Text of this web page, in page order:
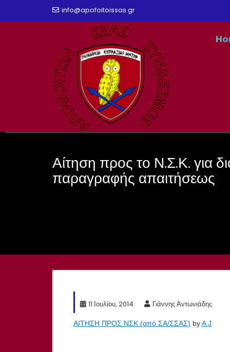
info@apofoitoissas.gr
Αίτηση προς το Ν.Σ.Κ. για
παραγραφής απαιτήσεως
11 Ιουλίου, 2014 Γιάννης Αντωνιάδης
ΑΙΤΗΣΗ ΠΡΟΣ ΝΣΚ (από ΣΑ/ΣΣΑΣ) byA J